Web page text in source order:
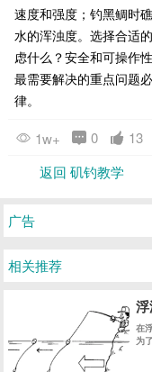
速度和强度；钓黑鲷时
水的浑浊度。选择合适
虑什么？安全和可操作
最需要解决的重点问题
律。
1w+ 0
13
返回 矶钓教学
广告
相关推荐
在
为